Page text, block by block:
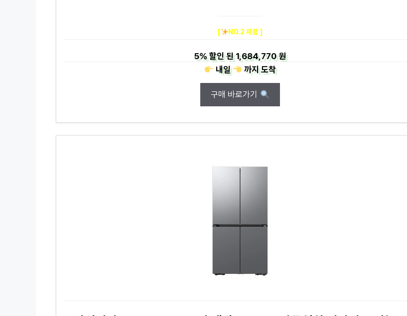
[ NO.2 제품 ]
5%할인 된1,684,770 원
내일
까지도착
구매 바로가기